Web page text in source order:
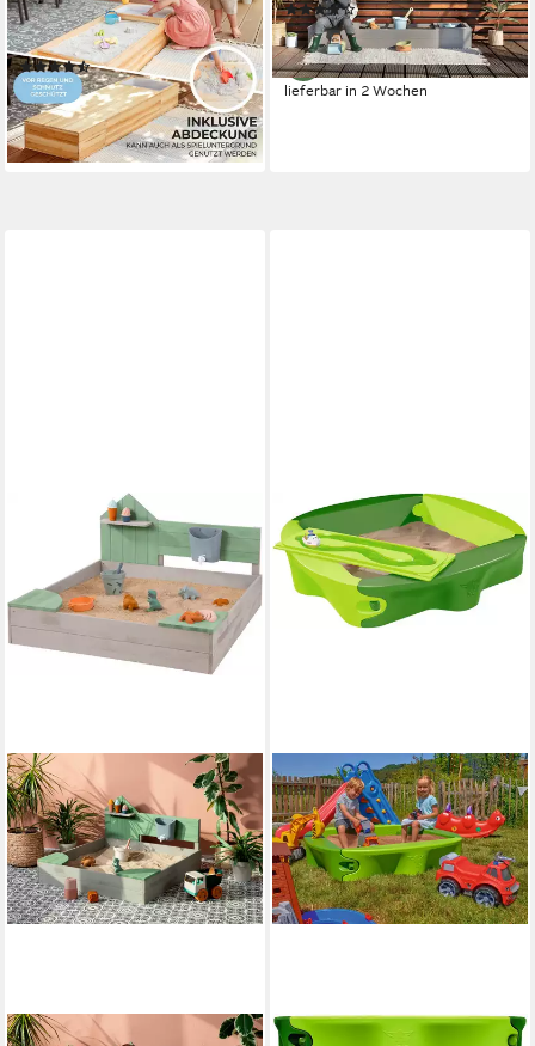
Holzabdeckung +
Wasserwanne
(6)
99,99 € UVP139,99 €
-29%
lieferbar - in 2-3 Werktagen bei dir
(8)
79,52 €
lieferbar in 2 Wochen
MUDDY BUDDY® BIG